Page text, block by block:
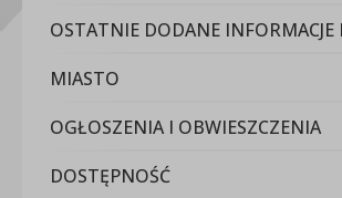
OSTATNIE DODANE INFORMACJE
MIASTO
OGŁOSZENIA I OBWIESZCZENIA
DOSTĘPNOŚĆ